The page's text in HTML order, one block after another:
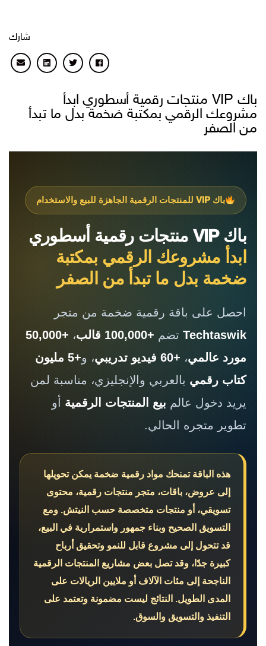
شارك
باك VIP منتجات رقمية أسطوري ابدأ
مشروعك الرقمي بمكتبة ضخمة بدل ما تبدأ
من الصفر
باك VIP للمنتجات الرقمية الجاهزة للبيع والاستخدام
باك VIP منتجات رقمية أسطوري
ابدأ مشروعك الرقمي بمكتبة
ضخمة بدل ما تبدأ من الصفر
احصل على باقة رقمية ضخمة من متجر
Techtaswik تضم +100,000 قالب ،
+50,000
مورد عالمي، +60 فيديو تدريبي ، و
+5 مليون
كتاب رقمي بالعربي والإنجليزي، مناسبة لمن
يريد دخول عالم بيع المنتجات الرقمية أو
تطوير متجره الحالي.
هذه الباقة تمنحك مواد رقمية ضخمة يمكن تحويلها
إلى عروض، باقات، متجر منتجات رقمية، محتوى
تسويقي، أو منتجات متخصصة حسب النيتش. ومع
التسويق الصحيح وبناء جمهور واستمرارية في البيع،
قد تتحول إلى مشروع قابل للنمو وتحقيق أرباح
كبيرة جدًا، وقد تصل بعض مشاريع المنتجات الرقمية
الناجحة إلى مئات الآلاف أو ملايين الريالات على
المدى الطويل. النتائج ليست مضمونة وتعتمد على
التنفيذ والتسويق والسوق.